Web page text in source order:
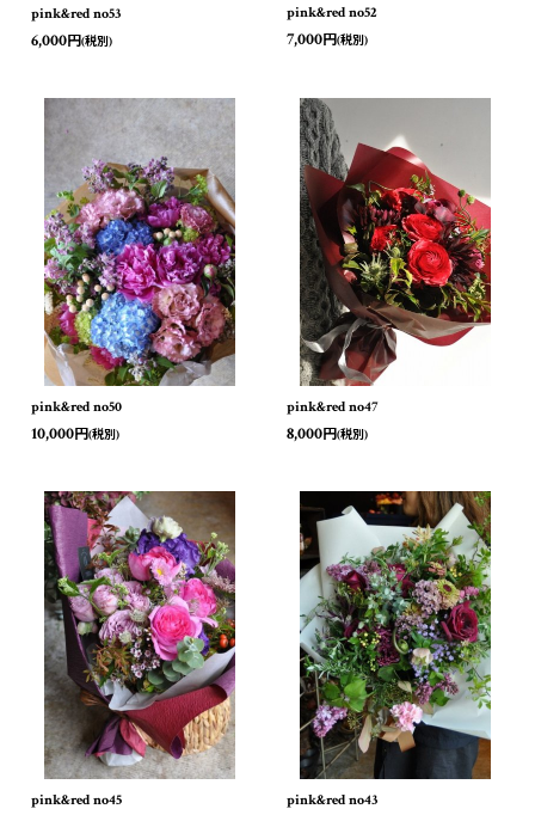
pink&red no53
6,000円(税別)
pink&red no52
7,000円(税別)
pink&red no50
10,000円(税別)
pink&red no47
8,000円(税別)
pink&red no45 pink&red no43